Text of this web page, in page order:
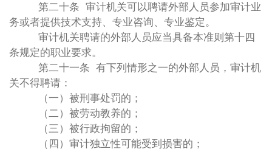
第二十条 审计机关可以聘请外部人员参加审计业
务或者提供技术支持、专业咨询、专业鉴定。
审计机关聘请的外部人员应当具备本准则第十四
条规定的职业要求。
第二十一条 有下列情形之一的外部人员，审计机
关不得聘请：
（一）被刑事处罚的；
（二）被劳动教养的；
（三）被行政拘留的；
（四）审计独立性可能受到损害的；